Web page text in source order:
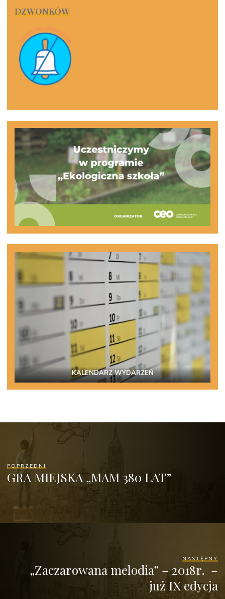
DZWONKÓW
KALENDARZ WYDARZEŃ
POPRZEDNI
GRA MIEJSKA „MAM 380 LAT”
NASTĘPNY
„Zaczarowana melodia” – 2018r. –
już IX edycja